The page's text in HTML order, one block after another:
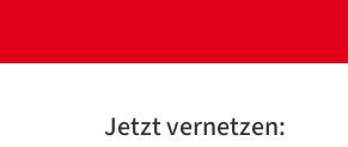
Jetzt vernetzen: